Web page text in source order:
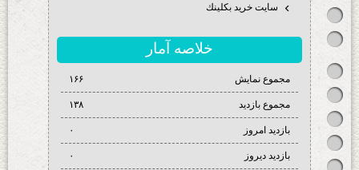
سايت خريد بكلينك
خلاصه آمار
مجموع نمایش‌ ۱۶۶
مجموع بازدید ۱۳۸
بازدید امروز ۰
بازدید دیروز ۰